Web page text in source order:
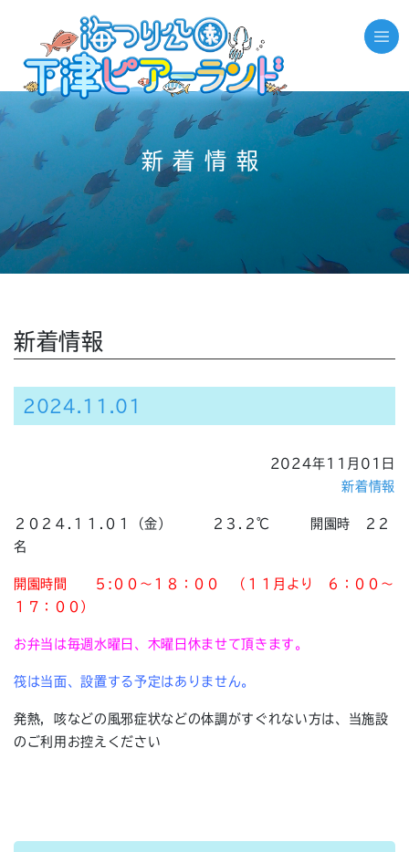
新着情報
新着情報
2024.11.01
2024年11月01日
新着情報
２０２４.１１.０１（金） ２３.２℃ 開園時 ２２
名
開園時間 ５:００～１８：００
（１１月より ６：００～
１７：００）
お弁当は毎週水曜日、木曜日休ませて頂きます。
筏は当面、設置する予定はありません。
発熱，咳などの風邪症状などの体調がすぐれない方は、当施設
のご利用お控えください